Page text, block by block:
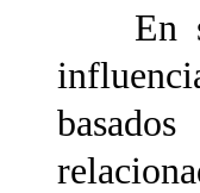
En